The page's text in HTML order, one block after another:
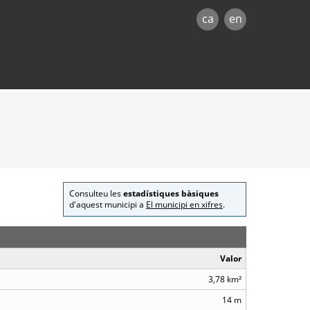
ca en
Consulteu lesestadístiques bàsiques
d'aquest municipi a El municipi en xifres.
Valor
3,78 km²
14 m